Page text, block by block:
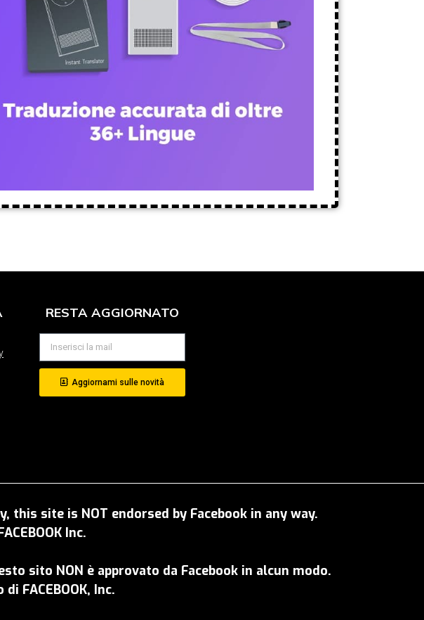
RESTA AGGIORNATO
Aggiornami sulle novità
this site is NOT endorsed by Facebook in any way.
Inc.
sito NON è approvato da Facebook in alcun modo.
FACEBOOK, Inc.